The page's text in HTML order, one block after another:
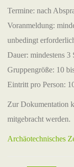
Termine: nach
Voranmeldung:
unbedingt
Dauer: mindestens 3
Gruppengröße: 10
Eintritt pro Person:
Zur Dokumentation
mitgebracht werden.
Archäotechnisches